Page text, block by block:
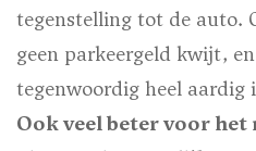
tegenstelling tot de auto.
geen parkeergeld kwijt,
tegenwoordig heel aardig
Ook veel beter voor het